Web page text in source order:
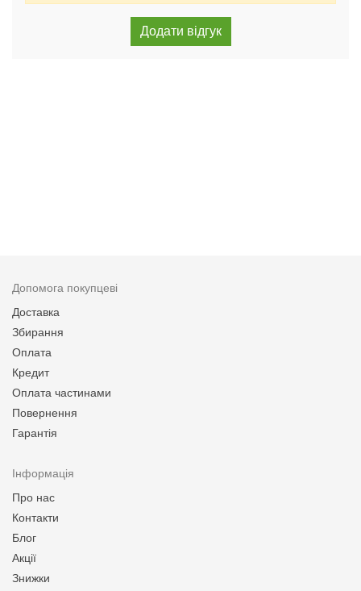
Допомога покупцеві
Доставка
Збирання
Оплата
Кредит
Оплата частинами
Повернення
Гарантія
Інформація
Про нас
Контакти
Блог
Акції
Знижки